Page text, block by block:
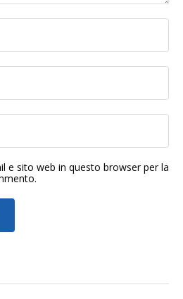
e sito web in questo browser per la